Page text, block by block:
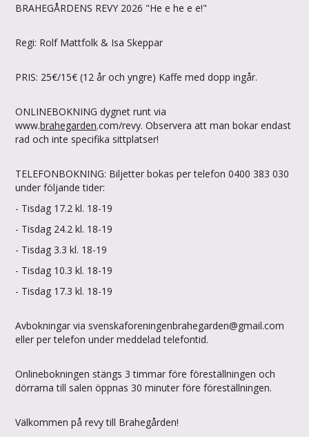
BRAHEGÅRDENS REVY 2026 "He e he e e!"
Regi: Rolf Mattfolk & Isa Skeppar
PRIS: 25€/15€ (12 år och yngre) Kaffe med dopp ingår.
ONLINEBOKNING dygnet runt via
www.brahegarden.com/revy. Observera att man bokar endast
rad och inte specifika sittplatser!
TELEFONBOKNING: Biljetter bokas per telefon 0400 383 030
under följande tider:
- Tisdag 17.2 kl. 18-19
- Tisdag 24.2 kl. 18-19
- Tisdag 3.3 kl. 18-19
- Tisdag 10.3 kl. 18-19
- Tisdag 17.3 kl. 18-19
Avbokningar via svenskaforeningenbrahegarden@gmail.com
eller per telefon under meddelad telefontid.
Onlinebokningen stängs 3 timmar före föreställningen och
dörrarna till salen öppnas 30 minuter före föreställningen.
Välkommen på revy till Brahegården!